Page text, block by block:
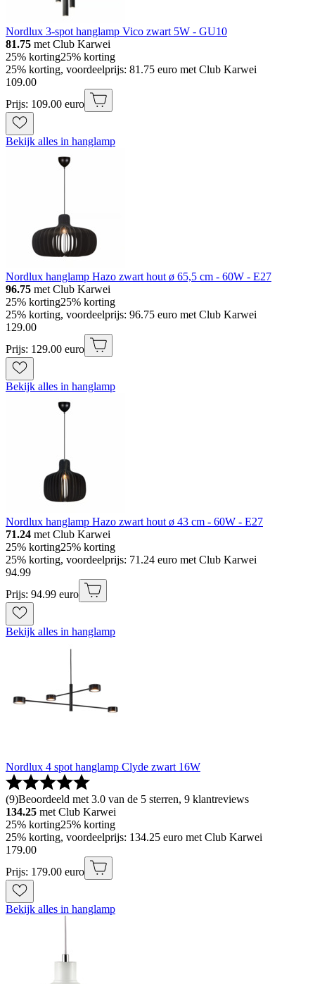
Nordlux 3-spot hanglamp Vico zwart 5W - GU10
81.75 met Club Karwei
25% korting25% korting
25% korting, voordeelprijs: 81.75 euro met Club Karwei
109.00
Prijs: 109.00 euro
Bekijk alles in hanglamp
Nordlux hanglamp Hazo zwart hout ø 65,5 cm - 60W - E27
96.75 met Club Karwei
25% korting25% korting
25% korting, voordeelprijs: 96.75 euro met Club Karwei
129.00
Prijs: 129.00 euro
Bekijk alles in hanglamp
Nordlux hanglamp Hazo zwart hout ø 43 cm - 60W - E27
71.24 met Club Karwei
25% korting25% korting
25% korting, voordeelprijs: 71.24 euro met Club Karwei
94.99
Prijs: 94.99 euro
Bekijk alles in hanglamp
Nordlux 4 spot hanglamp Clyde zwart 16W
(9)Beoordeeld met 3.0 van de 5 sterren, 9 klantreviews
134.25 met Club Karwei
25% korting25% korting
25% korting, voordeelprijs: 134.25 euro met Club Karwei
179.00
Prijs: 179.00 euro
Bekijk alles in hanglamp